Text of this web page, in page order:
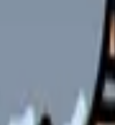
、このテーマの一番大きな
しながら求人を比較する、退
勤務表、教育体制、人員配置
す。